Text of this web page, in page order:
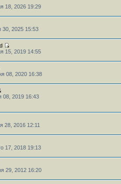
18, 2026 19:29
30, 2025 15:53
15, 2019 14:55
08, 2020 16:38
08, 2019 16:43
28, 2016 12:11
17, 2018 19:13
29, 2012 16:20